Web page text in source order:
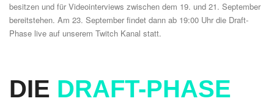
besitzen und für Videointerviews zwischen dem 19. und 21. September
bereitstehen. Am 23. September findet dann ab 19:00 Uhr die Draft-
Phase live auf unserem Twitch Kanal statt.
DIE DRAFT-PHASE